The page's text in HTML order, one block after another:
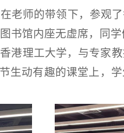
老师的带领下，参观
书馆内座无虚席，同
港理工大学，与专家
生动有趣的课堂上，